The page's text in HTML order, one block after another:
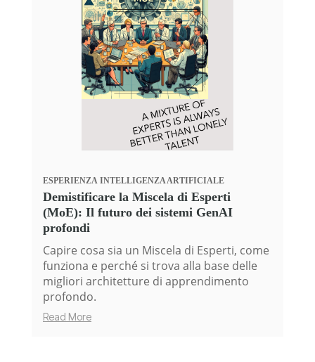
ESPERIENZA INTELLIGENZA ARTIFICIALE
Demistificare la Miscela di Esperti
(MoE): Il futuro dei sistemi GenAI
profondi
Capire cosa sia un Miscela di Esperti, come
funziona e perché si trova alla base delle
migliori architetture di apprendimento
profondo.
Read More